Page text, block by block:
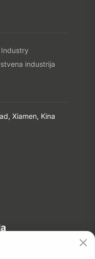
Industry
industrija
Xiamen, Kina